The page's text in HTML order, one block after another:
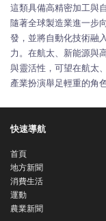
這類具備高精密加工與
隨著全球製造業進一步
發，並將自動化技術融
力。在航太、新能源與
與靈活性，可望在航太
產業扮演舉足輕重的角色
快速導航
首頁
地方新聞
消費生活
運動
農業新聞